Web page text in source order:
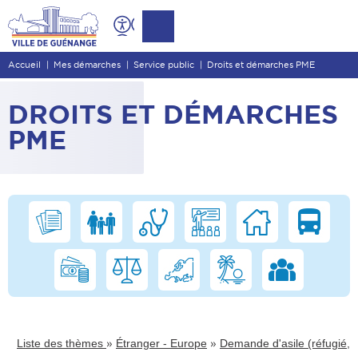
Contenu
Entête de page
Menu principal
Pied de page
Accueil Mes démarches Service public Droits et démarches PME
DROITS ET DÉMARCHES
PME
Liste des thèmes » Étranger - Europe » Demande d'asile (réfugié,